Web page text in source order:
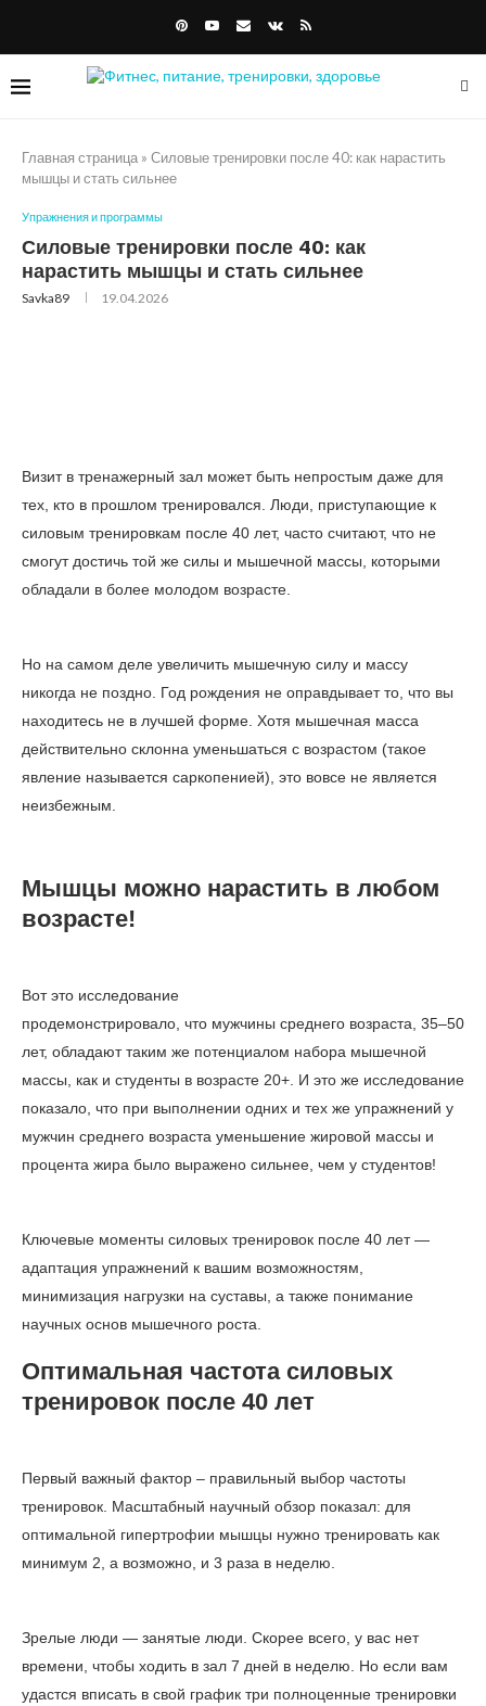
Главная страница » Силовые тренировки после 40: как нарастить
мышцы и стать сильнее
Упражнения и программы
Силовые тренировки после 40: как
нарастить мышцы и стать сильнее
Savka89 19.04.2026
Визит в тренажерный зал может быть непростым даже для
тех, кто в прошлом тренировался. Люди, приступающие к
силовым тренировкам после 40 лет, часто считают, что не
смогут достичь той же силы и мышечной массы, которыми
обладали в более молодом возрасте.
Но на самом деле увеличить мышечную силу и массу
никогда не поздно. Год рождения не оправдывает то, что вы
находитесь не в лучшей форме. Хотя мышечная масса
действительно склонна уменьшаться с возрастом (такое
явление называется саркопенией), это вовсе не является
неизбежным.
Мышцы можно нарастить в любом
возрасте!
Вот это исследование
продемонстрировало, что мужчины среднего возраста, 35–50
лет, обладают таким же потенциалом набора мышечной
массы, как и студенты в возрасте 20+. И это же исследование
показало, что при выполнении одних и тех же упражнений у
мужчин среднего возраста уменьшение жировой массы и
процента жира было выражено сильнее, чем у студентов!
Ключевые моменты силовых тренировок после 40 лет —
адаптация упражнений к вашим возможностям,
минимизация нагрузки на суставы, а также понимание
научных основ мышечного роста.
Оптимальная частота силовых
тренировок после 40 лет
Первый важный фактор – правильный выбор частоты
тренировок. Масштабный научный обзор показал: для
оптимальной гипертрофии мышцы нужно тренировать как
минимум 2, а возможно, и 3 раза в неделю.
Зрелые люди — занятые люди. Скорее всего, у вас нет
времени, чтобы ходить в зал 7 дней в неделю. Но если вам
удастся вписать в свой график три полноценные тренировки